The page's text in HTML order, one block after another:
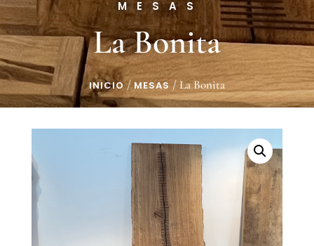
MESAS
La Bonita
INICIO/MESAS/ La Bonita